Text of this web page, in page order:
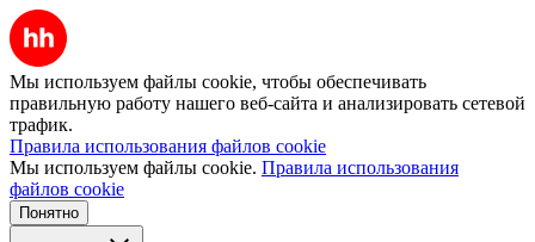
Мы используем файлы cookie, чтобы обеспечивать
правильную работу нашего веб-сайта и анализировать сетевой
трафик.
Правила использования файлов cookie
Мы используем файлы cookie. Правила использования
файлов cookie
Понятно